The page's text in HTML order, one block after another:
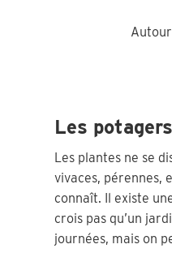
Les
Les plantes ne se
vivaces, pérennes,
connaît. Il existe
crois pas qu’un
journées, mais on